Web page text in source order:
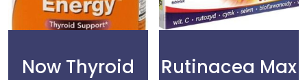
Now Thyroid
Rutinacea Max